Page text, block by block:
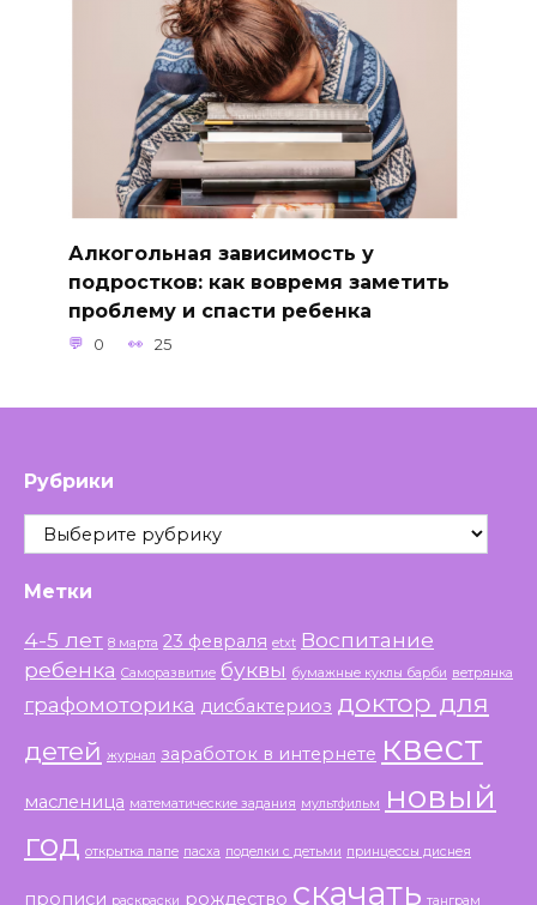
Алкогольная зависимость у
подростков: как вовремя заметить
проблему и спасти ребенка
0 25
Рубрики
Рубрики
Метки
4-5 лет 8 марта 23 февраля etxt Воспитание
ребенка Саморазвитие буквы бумажные куклы барби ветрянка
графомоторика дисбактериоз доктор для
детей журнал заработок в интернете квест
масленица математические задания мультфильм
новый
год открытка папе пасха поделки с детьми принцессы диснея
прописи раскраски рождество скачать танграм